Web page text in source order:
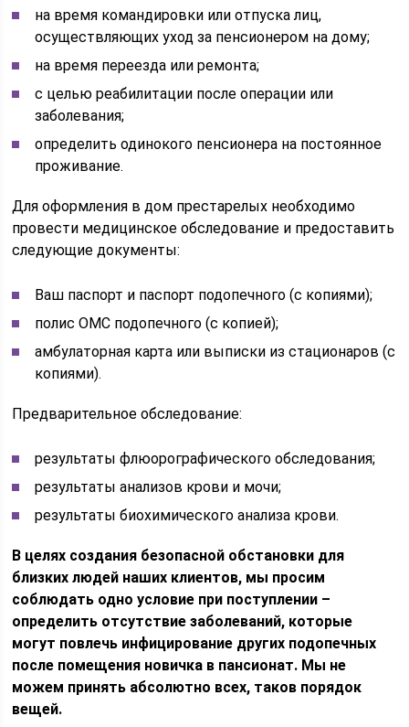
на время командировки или отпуска лиц,
осуществляющих уход за пенсионером на дому;
на время переезда или ремонта;
с целью реабилитации после операции или
заболевания;
определить одинокого пенсионера на постоянное
проживание.
Для оформления в дом престарелых необходимо
провести медицинское обследование и предоставить
следующие документы:
Ваш паспорт и паспорт подопечного (с копиями);
полис ОМС подопечного (с копией);
амбулаторная карта или выписки из стационаров (с
копиями).
Предварительное обследование:
результаты флюорографического обследования;
результаты анализов крови и мочи;
результаты биохимического анализа крови.
В целях создания безопасной обстановки для
близких людей наших клиентов, мы просим
соблюдать одно условие при поступлении –
определить отсутствие заболеваний, которые
могут повлечь инфицирование других подопечных
после помещения новичка в пансионат. Мы не
можем принять абсолютно всех, таков порядок
вещей.